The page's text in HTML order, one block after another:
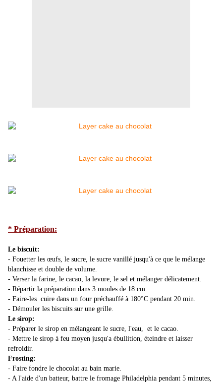
* Préparation:
Le biscuit:
- Fouetter les œufs, le sucre, le sucre vanillé jusqu'à ce que le mélange
blanchisse et double de volume.
- Verser la farine, le cacao, la levure, le sel et mélanger délicatement.
- Répartir la préparation dans 3 moules de 18 cm.
- Faire-les cuire dans un four préchauffé à 180°C pendant 20 min.
- Démouler les biscuits sur une grille.
Le sirop:
- Préparer le sirop en mélangeant le sucre, l'eau, et le cacao.
- Mettre le sirop à feu moyen jusqu'a ébullition, éteindre et laisser
refroidir.
Frosting:
- Faire fondre le chocolat au bain marie.
- A l'aide d'un batteur, battre le fromage Philadelphia pendant 5 minutes,